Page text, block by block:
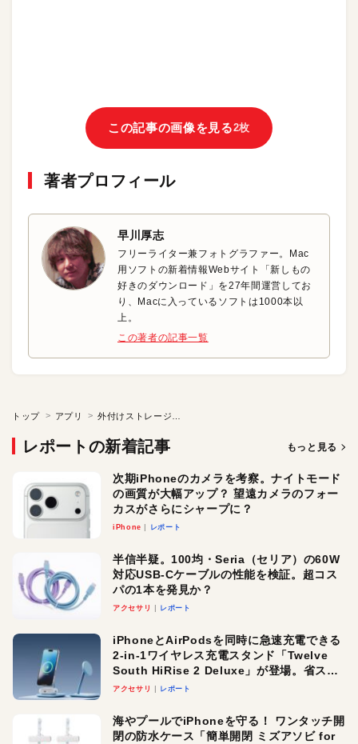
この記事の画像を見る2枚
著者プロフィール
早川厚志
フリーライター兼フォトグラファー。Mac
用ソフトの新着情報Webサイト「新しもの
好きのダウンロード」を27年間運営してお
り、Macに入っているソフトは1000本以
上。
この著者の記事一覧
トップ アプリ
レポートの新着記事 もっと見る
次期iPhoneのカメラを考察。ナイトモード
の画質が大幅アップ？ 望遠カメラのフォー
カスがさらにシャープに？
iPhone レポート
半信半疑。100均・Seria（セリア）の60W
対応USB-Cケーブルの性能を検証。超コス
パの1本を発見か？
アクセサリ レポート
iPhoneとAirPodsを同時に急速充電できる
2-in-1ワイヤレス充電スタンド「Twelve
South HiRise 2 Deluxe」が登場。省スペ
ースでおしゃれに充電したい人にオスス
アクセサリ レポート
海やプールでiPhoneを守る！ ワンタッチ開
閉の防水ケース「簡単開閉 ミズアソビ for